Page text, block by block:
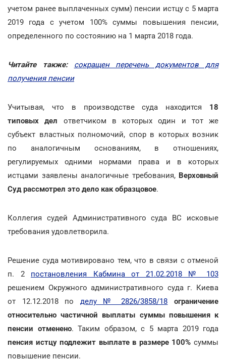
учетом ранее выплаченных сумм) пенсии истцу с 5 марта
2019 года с учетом 100% суммы повышения пенсии,
определенного по состоянию на 1 марта 2018 года.
Читайте также:
сокращен перечень документов для
получения пенсии
Учитывая, что в производстве суда находится 18
типовых дел ответчиком в которых один и тот же
субъект властных полномочий, спор в которых возник
по аналогичным основаниям, в отношениях,
регулируемых одними нормами права и в которых
истцами заявлены аналогичные требования, Верховный
Суд рассмотрел это дело как образцовое.
Коллегия судей Административного суда ВС исковые
требования удовлетворила.
Решение суда мотивировано тем, что в связи с отменой
п. 2 постановления Кабмина от 21.02.2018 № 103
решением Окружного административного суда г. Киева
от 12.12.2018 по делу № 2826/3858/18
ограничение
относительно частичной выплаты суммы повышения к
пенсии отменено. Таким образом, с 5 марта 2019 года
пенсия истцу подлежит выплате в размере 100% суммы
повышение пенсии.